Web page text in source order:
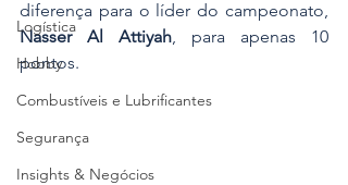
Logística
Hobby
Combustíveis e Lubrificantes
Segurança
Insights & Negócios
Nasser Al Attiyah, para apenas 10
pontos.